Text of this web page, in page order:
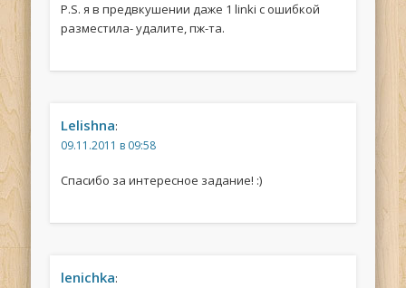
Р.S. я в предвкушении даже 1 linki с ошибкой
разместила- удалите, пж-та.
Lelishna:
09.11.2011 в 09:58
Спасибо за интересное задание! :)
lenichka: